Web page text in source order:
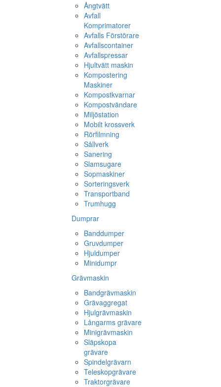
Ångtvätt
Avfall
Komprimatorer
Avfalls Förstörare
Avfallscontainer
Avfallspressar
Hjultvätt maskin
Kompostering
Maskiner
Kompostkvarnar
Kompostvändare
Miljöstation
Mobilt krossverk
Rörfilmning
Sållverk
Sanering
Slamsugare
Sopmaskiner
Sorteringsverk
Transportband
Trumhugg
Dumprar
Banddumper
Gruvdumper
Hjuldumper
Minidumpr
Grävmaskin
Bandgrävmaskin
Grävaggregat
Hjulgrävmaskin
Långarms grävare
Minigrävmaskin
Släpskopa
grävare
Spindelgrävarn
Teleskopgrävare
Traktorgrävare